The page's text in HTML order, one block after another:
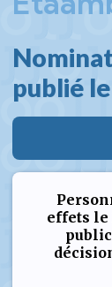
publié le
effets le